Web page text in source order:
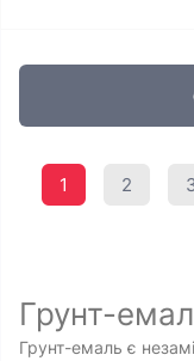
1 2
Грунт-
Грунт-емаль є